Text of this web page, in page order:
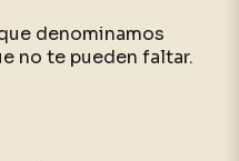
denominamos
no te pueden faltar.